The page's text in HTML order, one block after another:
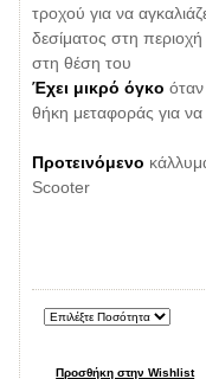
τροχού για να
δεσίματος στη
στη θέση του
Έχει μικρό όγκο
θήκη μεταφοράς για να
Προτεινόμενο
Scooter